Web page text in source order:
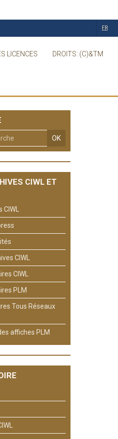
LICENCES DROITS: (C)&TM
FR
OK
CIWL ET
CIWL
CIWL
PLM
Tous Réseaux
affiches PLM